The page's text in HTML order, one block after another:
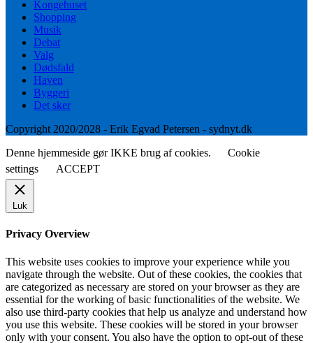
Kongehuset
Shopping
Musik
Debat
Valg
Dødsfald
Haven
Byggeri
Det sker
Copyright 2020/2028 - Erik Egvad Petersen - sydnyt.dk
Denne hjemmeside gør IKKE brug af cookies.
Cookie
settings
ACCEPT
Luk
Privacy Overview
This website uses cookies to improve your experience while you
navigate through the website. Out of these cookies, the cookies that
are categorized as necessary are stored on your browser as they are
essential for the working of basic functionalities of the website. We
also use third-party cookies that help us analyze and understand how
you use this website. These cookies will be stored in your browser
only with your consent. You also have the option to opt-out of these